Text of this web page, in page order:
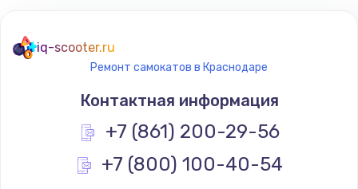
Замена термостата
1200 руб.
Заказать
Замена реле
iq-scooter.ru
Ремонт самокатов в Краснодаре
Контактная информация
+7 (861) 200-29-56
+7 (800) 100-40-54